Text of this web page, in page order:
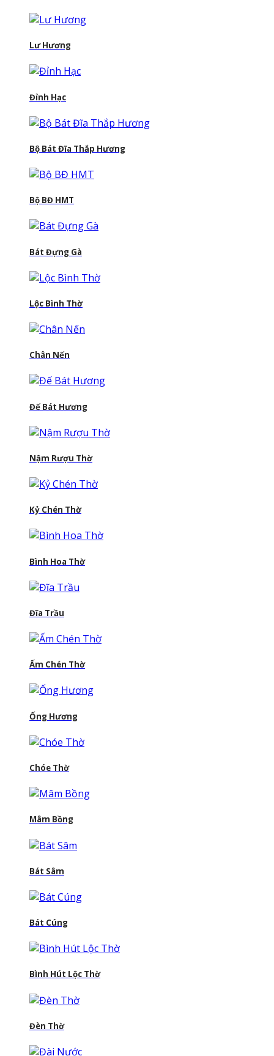
Lư Hương
Đỉnh Hạc
Bộ Bát Đĩa Thắp Hương
Bộ BĐ HMT
Bát Đựng Gà
Lộc Bình Thờ
Chân Nến
Đế Bát Hương
Nậm Rượu Thờ
Kỷ Chén Thờ
Bình Hoa Thờ
Đĩa Trầu
Ấm Chén Thờ
Ống Hương
Chóe Thờ
Mâm Bồng
Bát Sâm
Bát Cúng
Bình Hút Lộc Thờ
Đèn Thờ